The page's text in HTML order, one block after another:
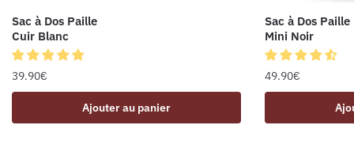
Sac à Dos Paille
Cuir Blanc
39.90€
Ajouter au panier
Sac à Dos Paille
Mini Noir
49.90€